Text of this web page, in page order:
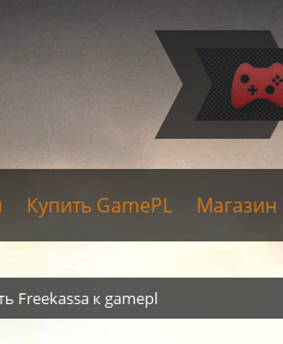
Купить GamePL Магазин
Freekassa к gamepl